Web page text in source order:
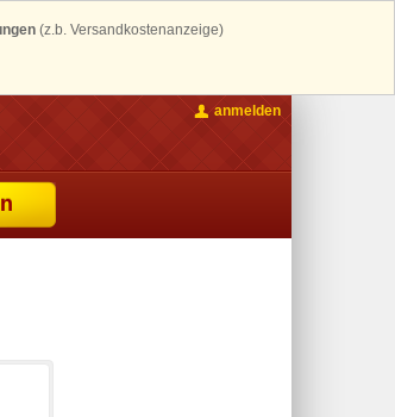
(z.b. Versandkostenanzeige)
anmelden